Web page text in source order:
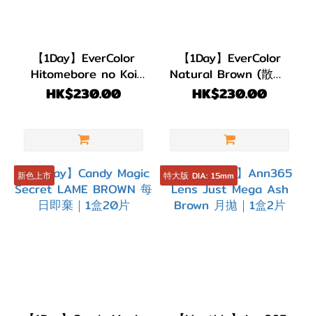
【1Day】EverColor
Hitomebore no Koi
(散光)｜1盒20片
HK$230.00
【1Day】EverColor
Natural Brown (散光)
｜1盒20片
HK$230.00
新色上市 特大版 DIA: 15mm